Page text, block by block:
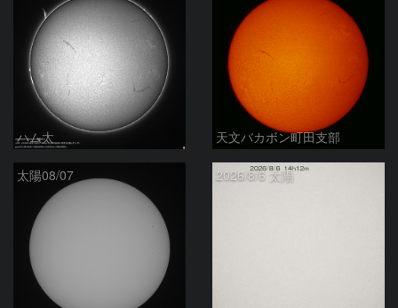
ハム太 天文バカボン町田支部
太陽08/07 2026/8/6 太陽